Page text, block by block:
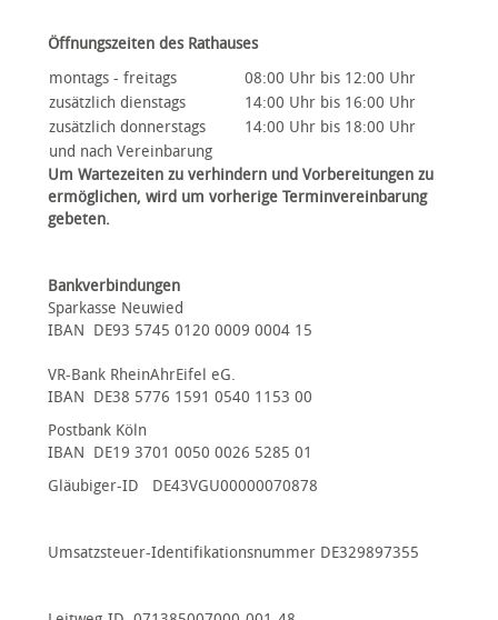
Öffnungszeiten des Rathauses
montags - freitags
08:00 Uhr bis 12:00 Uhr
zusätzlich dienstags
14:00 Uhr bis 16:00 Uhr
zusätzlich donnerstags
14:00 Uhr bis 18:00 Uhr
und nach Vereinbarung
Um Wartezeiten zu verhindern und Vorbereitungen zu
ermöglichen, wird um vorherige Terminvereinbarung
gebeten.
Bankverbindungen
Sparkasse Neuwied
IBAN DE93 5745 0120 0009 0004 15
VR-Bank RheinAhrEifel eG.
IBAN DE38 5776 1591 0540 1153 00
Postbank Köln
IBAN DE19 3701 0050 0026 5285 01
Gläubiger-ID DE43VGU00000070878
Umsatzsteuer-Identifikationsnummer DE329897355